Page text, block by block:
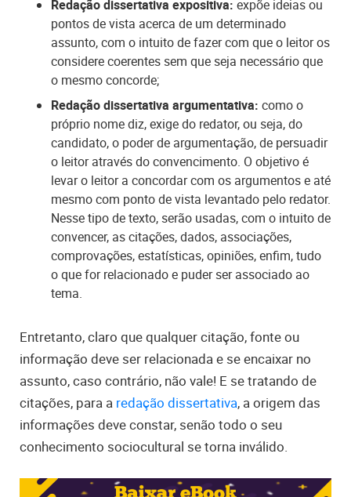
Redação dissertativa expositiva: expõe ideias ou
pontos de vista acerca de um determinado
assunto, com o intuito de fazer com que o leitor os
considere coerentes sem que seja necessário que
o mesmo concorde;
Redação dissertativa argumentativa: como o
próprio nome diz, exige do redator, ou seja, do
candidato, o poder de argumentação, de persuadir
o leitor através do convencimento. O objetivo é
levar o leitor a concordar com os argumentos e até
mesmo com ponto de vista levantado pelo redator.
Nesse tipo de texto, serão usadas, com o intuito de
convencer, as citações, dados, associações,
comprovações, estatísticas, opiniões, enfim, tudo
o que for relacionado e puder ser associado ao
tema.
Entretanto, claro que qualquer citação, fonte ou
informação deve ser relacionada e se encaixar no
assunto, caso contrário, não vale! E se tratando de
citações, para a redação dissertativa, a origem das
informações deve constar, senão todo o seu
conhecimento sociocultural se torna inválido.